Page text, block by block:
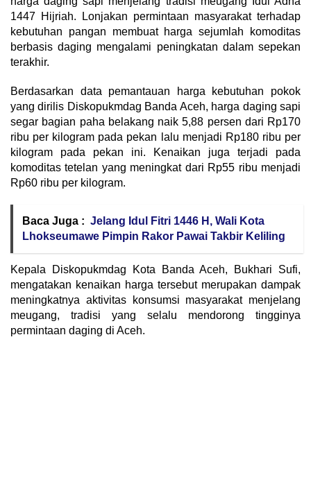
1447 Hijriah. Lonjakan permintaan masyarakat terhadap
kebutuhan pangan membuat harga sejumlah komoditas
berbasis daging mengalami peningkatan dalam sepekan
terakhir.
Berdasarkan data pemantauan harga kebutuhan pokok
yang dirilis Diskopukmdag Banda Aceh, harga daging sapi
segar bagian paha belakang naik 5,88 persen dari Rp170
ribu per kilogram pada pekan lalu menjadi Rp180 ribu per
kilogram pada pekan ini. Kenaikan juga terjadi pada
komoditas tetelan yang meningkat dari Rp55 ribu menjadi
Rp60 ribu per kilogram.
Baca Juga : Jelang Idul Fitri 1446 H, Wali Kota
Lhokseumawe Pimpin Rakor Pawai Takbir Keliling
Kepala Diskopukmdag Kota Banda Aceh, Bukhari Sufi,
mengatakan kenaikan harga tersebut merupakan dampak
meningkatnya aktivitas konsumsi masyarakat menjelang
meugang, tradisi yang selalu mendorong tingginya
permintaan daging di Aceh.